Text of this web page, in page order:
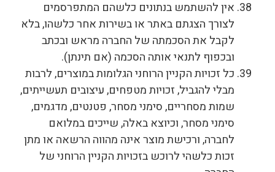
אין להשתמש בנתונים כלשהם המתפרסמים
לצורך הצגתם באתר או בשירות אחר כלשהו, בלא
לקבל את הסכמתה של החברה מראש ובכתב
ובכפוף לתנאי אותה הסכמה (אם תינתן).
כל זכויות הקניין הרוחני הגלומות במוצרים, לרבות
מבלי להגביל, זכויות מטפחים, עיצובים תעשייתים,
שמות מסחריים, סימני מסחר, פטנטים, מדגמים,
סימני מסחר, וכיוצא באלה, שייכים במלואם
לחברה, ורכישת מוצר אינה מהווה הרשאה או מתן
זכות כלשהי לרוכש בזכויות הקניין הרוחני של